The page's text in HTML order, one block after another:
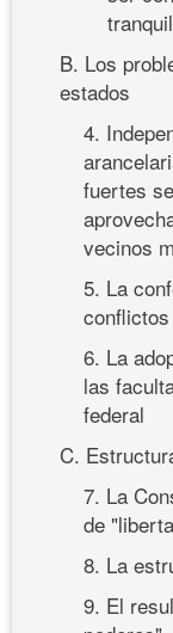
B. Los
estados
4.
fuertes
vecinos
5. La
conflictos
6. La
las
federal
C.
7. La
de
8. La
9. El